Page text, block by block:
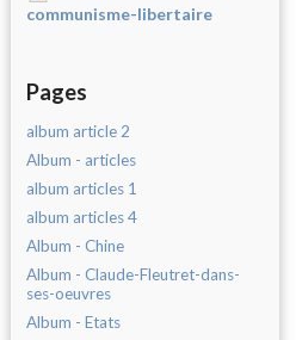
communisme-libertaire
Pages
album article 2
Album - articles
album articles 1
album articles 4
Album - Chine
Album - Claude-Fleutret-dans-
ses-oeuvres
Album - Etats